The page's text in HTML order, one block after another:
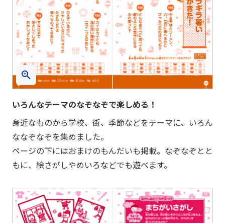
いろんなテーマのなぞなぞで楽しめる！
身近なものから学校、街、季節などをテーマに、いろん
ななぞなぞを集めました。
ページの下にはおまけのもんだいも掲載。なぞなぞとと
もに、絵さがしやめいろなどでも遊べます。